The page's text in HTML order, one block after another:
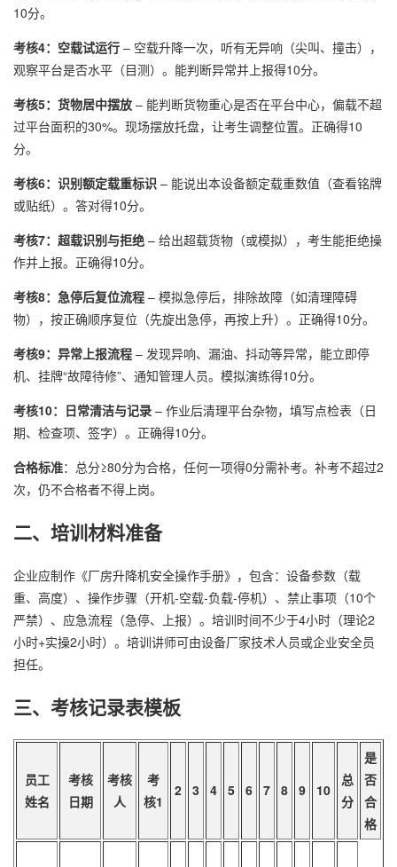
10分。
考核4：空载试运行 – 空载升降一次，听有无异响（尖叫、撞击），
观察平台是否水平（目测）。能判断异常并上报得10分。
考核5：货物居中摆放 – 能判断货物重心是否在平台中心，偏载不超
过平台面积的30%。现场摆放托盘，让考生调整位置。正确得10
分。
考核6：识别额定载重标识 – 能说出本设备额定载重数值（查看铭牌
或贴纸）。答对得10分。
考核7：超载识别与拒绝 – 给出超载货物（或模拟），考生能拒绝操
作并上报。正确得10分。
考核8：急停后复位流程 – 模拟急停后，排除故障（如清理障碍
物），按正确顺序复位（先旋出急停，再按上升）。正确得10分。
考核9：异常上报流程 – 发现异响、漏油、抖动等异常，能立即停
机、挂牌“故障待修”、通知管理人员。模拟演练得10分。
考核10：日常清洁与记录 – 作业后清理平台杂物，填写点检表（日
期、检查项、签字）。正确得10分。
合格标准：总分≥80分为合格，任何一项得0分需补考。补考不超过2
次，仍不合格者不得上岗。
二、培训材料准备
企业应制作《厂房升降机安全操作手册》，包含：设备参数（载
重、高度）、操作步骤（开机-空载-负载-停机）、禁止事项（10个
严禁）、应急流程（急停、上报）。培训时间不少于4小时（理论2
小时+实操2小时）。培训讲师可由设备厂家技术人员或企业安全员
担任。
三、考核记录表模板
员工
姓名
考核
日期
考核
人
考
核1
2 3 4 5 6 7 8 9 10
总
分
是
否
合
格